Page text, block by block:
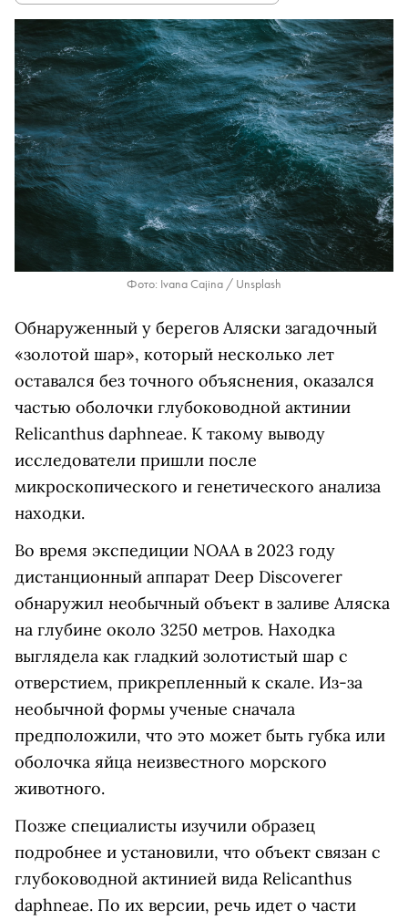
Фото: Ivana Cajina / Unsplash
Обнаруженный у берегов Аляски загадочный
«золотой шар», который несколько лет
оставался без точного объяснения, оказался
частью оболочки глубоководной актинии
Relicanthus daphneae. К такому выводу
исследователи пришли после
микроскопического и генетического анализа
находки.
Во время экспедиции NOAA в 2023 году
дистанционный аппарат Deep Discoverer
обнаружил необычный объект в заливе Аляска
на глубине около 3250 метров. Находка
выглядела как гладкий золотистый шар с
отверстием, прикрепленный к скале. Из-за
необычной формы ученые сначала
предположили, что это может быть губка или
оболочка яйца неизвестного морского
животного.
Позже специалисты изучили образец
подробнее и установили, что объект связан с
глубоководной актинией вида Relicanthus
daphneae. По их версии, речь идет о части